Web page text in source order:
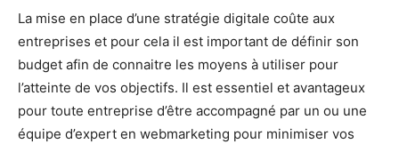
La mise en place d’une stratégie digitale coûte aux
entreprises et pour cela il est important de définir son
budget afin de connaitre les moyens à utiliser pour
l’atteinte de vos objectifs. Il est essentiel et avantageux
pour toute entreprise d’être accompagné par un ou une
équipe d’expert en webmarketing pour minimiser vos